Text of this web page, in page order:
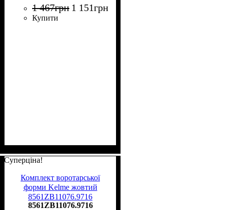
1 467грн 1 151грн
Купити
Суперціна!
Комплект воротарської
форми Kelme жовтий
8561ZB11076.9716
8561ZB11076.9716